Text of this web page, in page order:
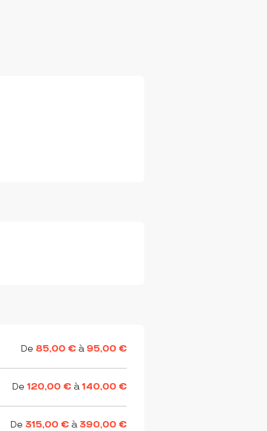
De 85,00 € à 95,00 €
De120,00 € à140,00 €
De 315,00 € à 390,00 €